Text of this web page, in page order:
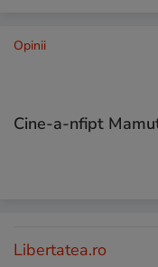
Opinii
Cine-a-nfipt
Libertatea.ro